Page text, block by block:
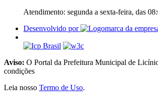
Atendimento: segunda a sexta-feira, das
Desenvolvido por
Aviso: O Portal da Prefeitura Municipal de
condições
Leia nosso Termo de Uso.